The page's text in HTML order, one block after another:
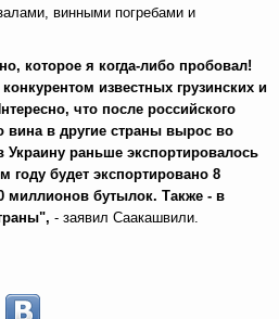
винными погребами и
которое я когда-либо пробовал!
известных грузинских и
что после российского
вина в другие страны вырос во
Украину раньше экспортировалось
году будет экспортировано 8
миллионов бутылок. Также - в
- заявил Саакашвили.